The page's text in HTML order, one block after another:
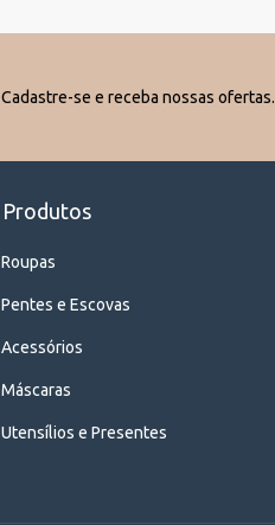
Cadastre-se e receba nossas ofertas.
Produtos
Roupas
Pentes e Escovas
Acessórios
Máscaras
Utensílios e Presentes